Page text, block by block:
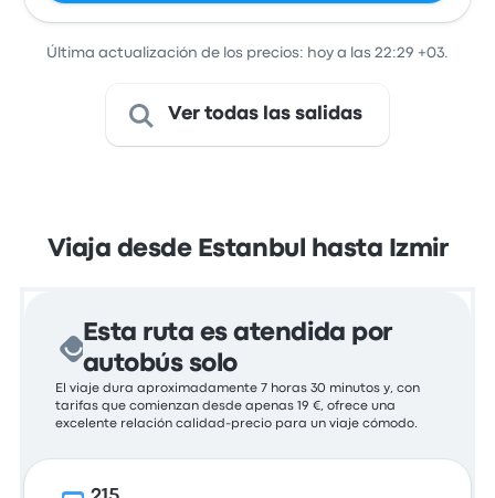
Última actualización de los precios: hoy a las 22:29 +03.
Ver todas las salidas
Viaja desde Estanbul hasta Izmir
Esta ruta es atendida por
autobús solo
El viaje dura aproximadamente 7 horas 30 minutos y, con
tarifas que comienzan desde apenas 19 €, ofrece una
excelente relación calidad-precio para un viaje cómodo.